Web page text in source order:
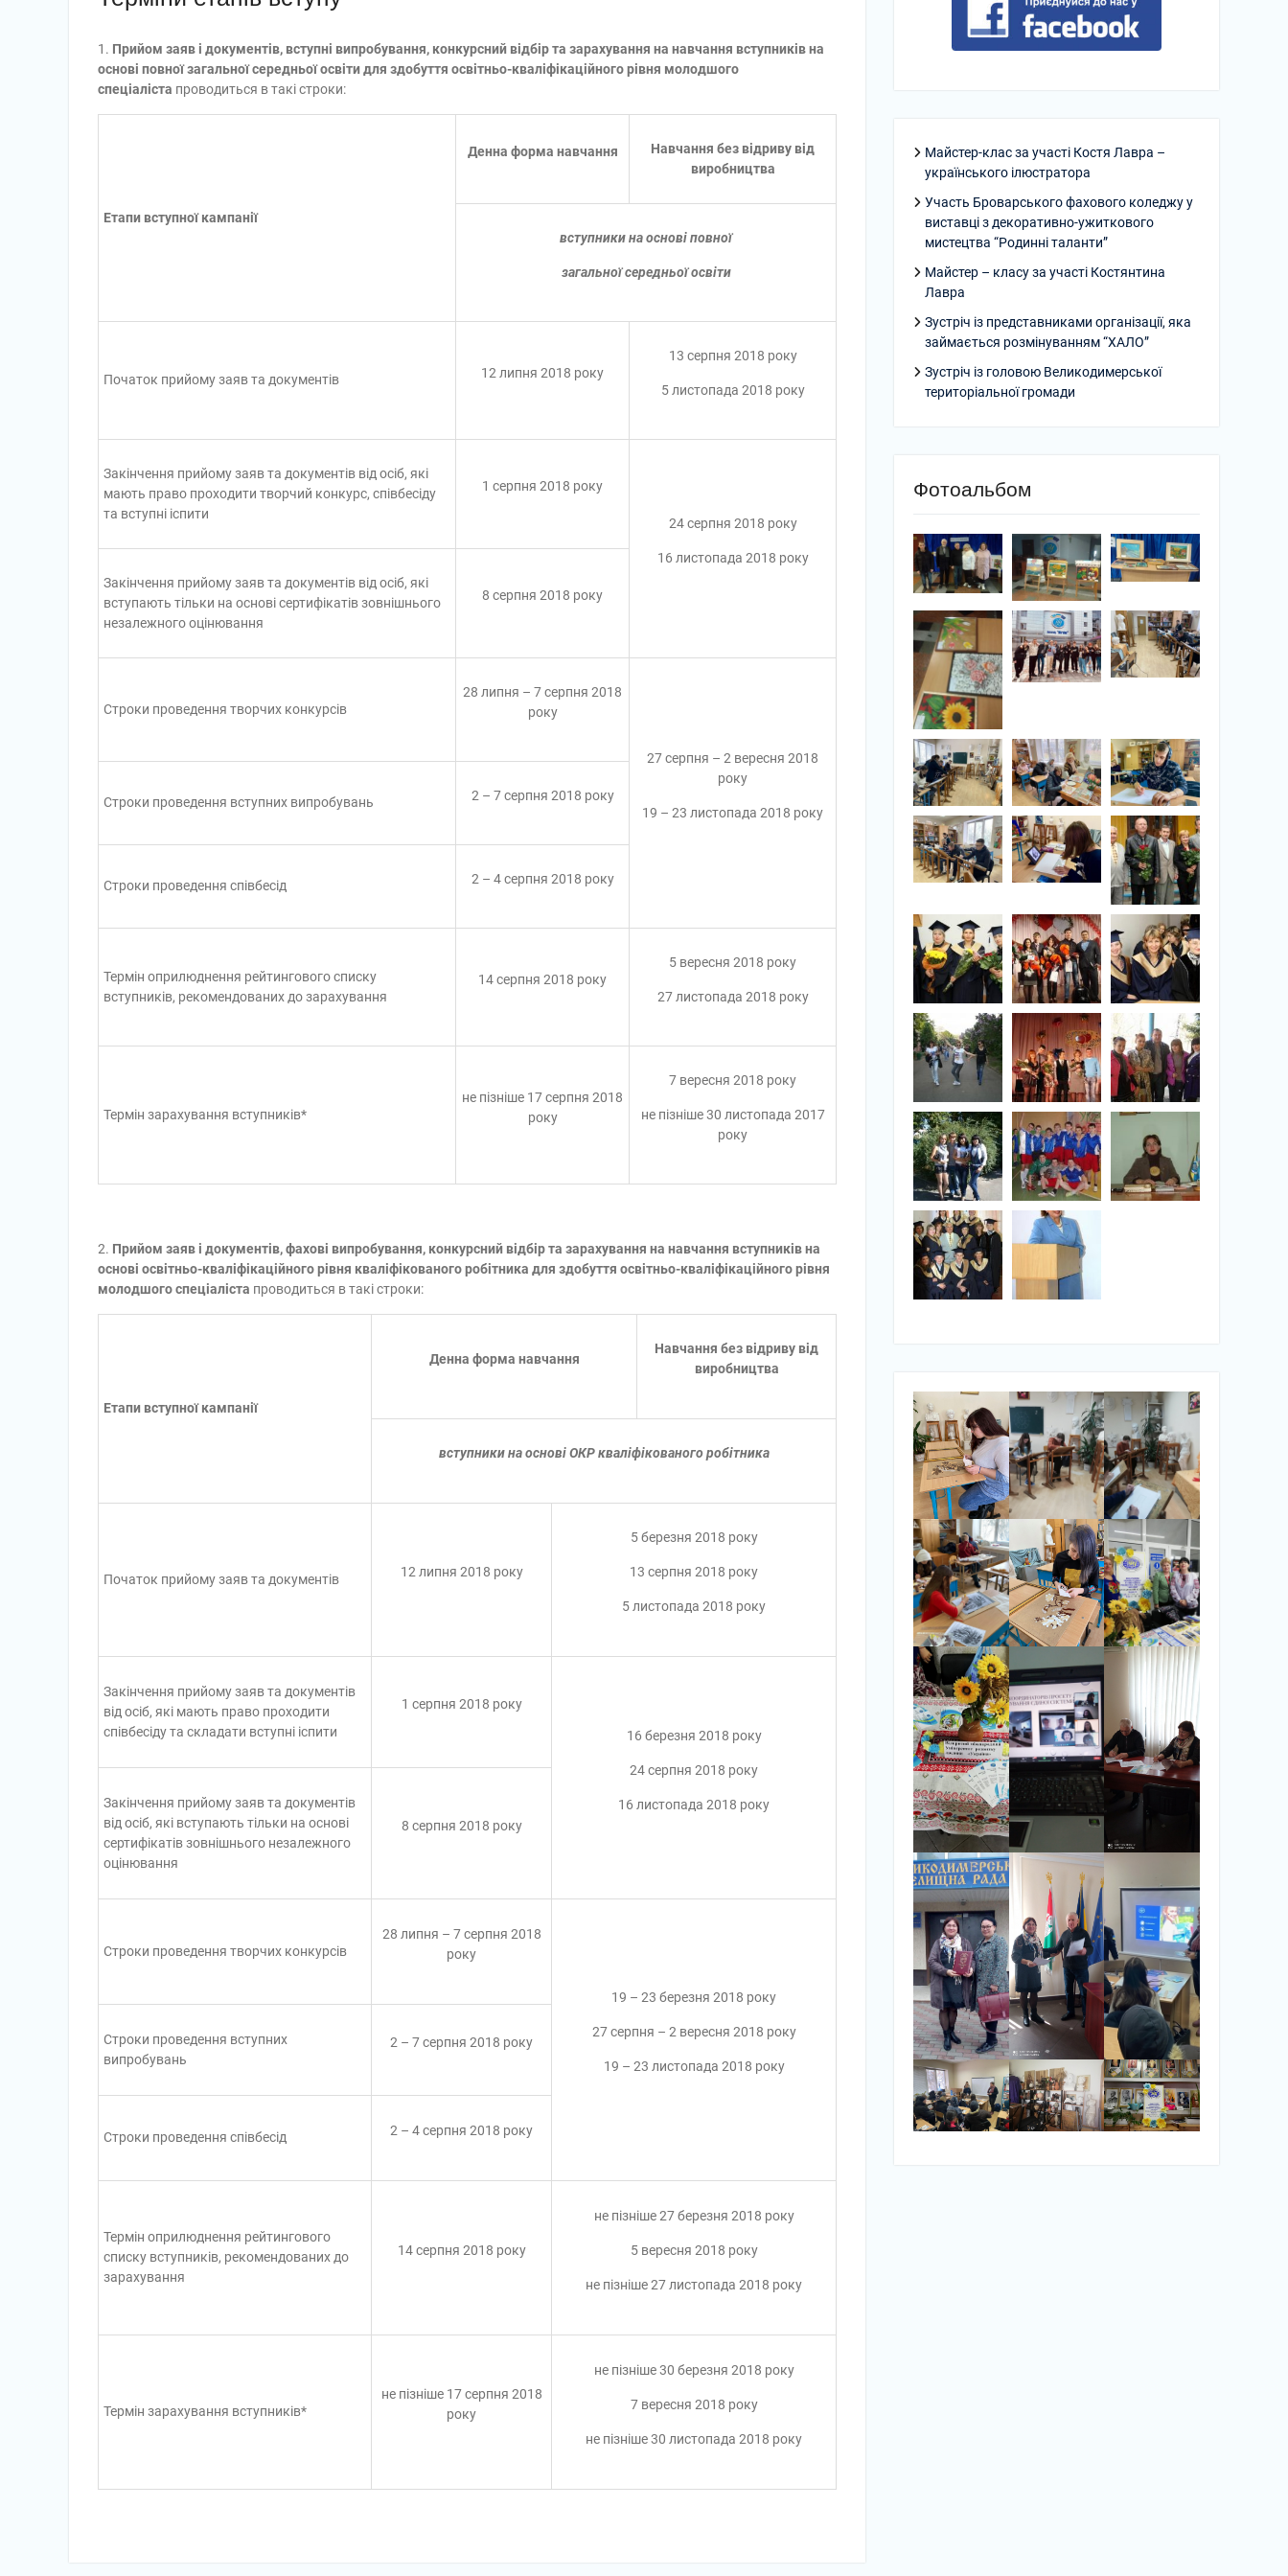
1. Прийом заяв і документів, вступні випробування, конкурсний відбір та зарахування на навчання вступників на
основі повної загальної середньої освіти для здобуття освітньо-кваліфікаційного рівня молодшого
спеціаліста проводиться в такі строки:
Етапи вступної кампанії
Денна форма навчання
Навчання без відриву від
виробництва
вступники на основі повної
загальної середньої освіти
Початок прийому заяв та документів 12 липня 2018 року
13 серпня 2018 року
5 листопада 2018 року
Закінчення прийому заяв та документів від осіб, які
мають право проходити творчий конкурс, співбесіду
та вступні іспити
1 серпня 2018 року
24 серпня 2018 року
16 листопада 2018 року
Закінчення прийому заяв та документів від осіб, які
вступають тільки на основі сертифікатів зовнішнього
незалежного оцінювання
8 серпня 2018 року
Строки проведення творчих конкурсів
28 липня – 7 серпня 2018
року
27 серпня – 2 вересня 2018
року
19 – 23 листопада 2018 року
Строки проведення вступних випробувань 2 – 7 серпня 2018 року
Строки проведення співбесід 2 – 4 серпня 2018 року
Термін оприлюднення рейтингового списку
вступників, рекомендованих до зарахування
14 серпня 2018 року
5 вересня 2018 року
27 листопада 2018 року
Термін зарахування вступників*
не пізніше 17 серпня 2018
року
7 вересня 2018 року
не пізніше 30 листопада 2017
року
2. Прийом заяв і документів, фахові випробування, конкурсний відбір та зарахування на навчання вступників на
основі освітньо-кваліфікаційного рівня кваліфікованого робітника для здобуття освітньо-кваліфікаційного рівня
молодшого спеціаліста проводиться в такі строки:
Етапи вступної кампанії
Денна форма навчання
Навчання без відриву від
виробництва
вступники на основі ОКР кваліфікованого робітника
Початок прийому заяв та документів 12 липня 2018 року
5 березня 2018 року
13 серпня 2018 року
5 листопада 2018 року
Закінчення прийому заяв та документів
від осіб, які мають право проходити
співбесіду та складати вступні іспити
1 серпня 2018 року
16 березня 2018 року
24 серпня 2018 року
16 листопада 2018 року
Закінчення прийому заяв та документів
від осіб, які вступають тільки на основі
сертифікатів зовнішнього незалежного
оцінювання
8 серпня 2018 року
Строки проведення творчих конкурсів
28 липня – 7 серпня 2018
року
19 – 23 березня 2018 року
27 серпня – 2 вересня 2018 року
19 – 23 листопада 2018 року
Строки проведення вступних
випробувань
2 – 7 серпня 2018 року
Строки проведення співбесід 2 – 4 серпня 2018 року
Термін оприлюднення рейтингового
списку вступників, рекомендованих до
зарахування
14 серпня 2018 року
не пізніше 27 березня 2018 року
5 вересня 2018 року
не пізніше 27 листопада 2018 року
Термін зарахування вступників*
не пізніше 17 серпня 2018
року
не пізніше 30 березня 2018 року
7 вересня 2018 року
не пізніше 30 листопада 2018 року
Майстер-клас за участі Костя Лавра –
українського ілюстратора
Участь Броварського фахового коледжу у
виставці з декоративно-ужиткового
мистецтва “Родинні таланти”
Майстер – класу за участі Костянтина
Лавра
Зустріч із представниками організації, яка
займається розмінуванням “ХАЛО”
Зустріч із головою Великодимерської
територіальної громади
Фотоальбом